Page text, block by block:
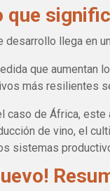
que
desarrollo llega en
que aumentan
más resilientes
caso de África,
de vino, el
sistemas